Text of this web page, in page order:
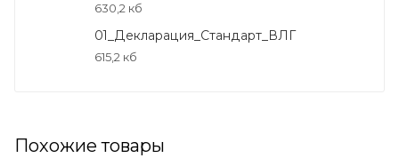
630,2 кб
01_Декларация_Стандарт_ВЛГ
615,2 кб
Похожие товары